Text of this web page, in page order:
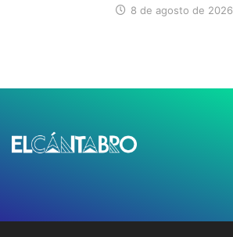
8 de agosto de 2026